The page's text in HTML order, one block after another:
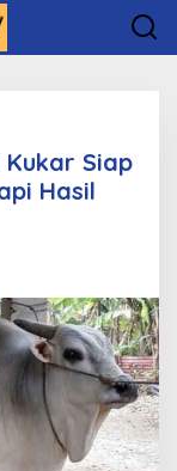
Siap
Hasil